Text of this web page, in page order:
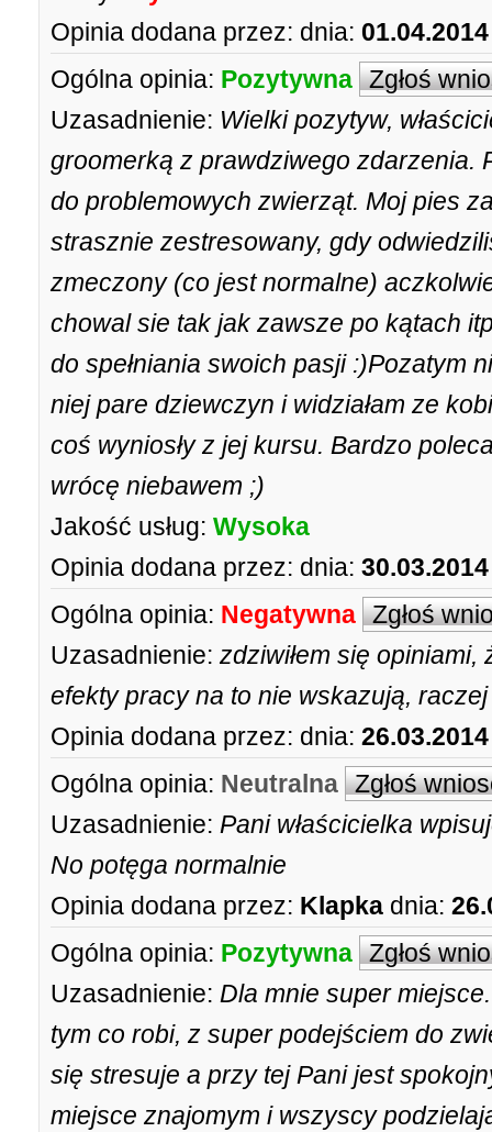
Opinia dodana przez: dnia:
Ogólna opinia: Pozytywna Zgłoś
Uzasadnienie: Wielki pozytyw,
groomerką z prawdziwego zdarzenia.
do problemowych zwierząt. Moj pies
strasznie zestresowany, gdy
zmeczony (co jest normalne)
chowal sie tak jak zawsze po kątach
do spełniania swoich pasji :)Pozatym
niej pare dziewczyn i widziałam ze
coś wyniosły z jej kursu. Bardzo
wrócę niebawem ;)
Jakość usług: Wysoka
Opinia dodana przez: dnia:
Ogólna opinia: Negatywna Zgłoś
Uzasadnienie: zdziwiłem się opiniami,
efekty pracy na to nie wskazują,
Opinia dodana przez: dnia:
Ogólna opinia: Neutralna Zgłoś
Uzasadnienie: Pani właścicielka
No potęga normalnie
Opinia dodana przez: Klapka dnia:
Ogólna opinia: Pozytywna Zgłoś
Uzasadnienie: Dla mnie super
tym co robi, z super podejściem do
się stresuje a przy tej Pani jest
miejsce znajomym i wszyscy